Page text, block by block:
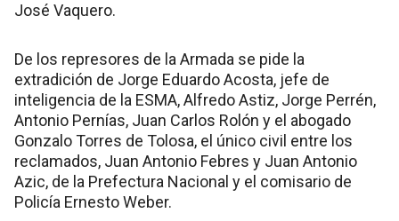
José Vaquero.
De los represores de la Armada se pide la
extradición de Jorge Eduardo Acosta, jefe de
inteligencia de la ESMA, Alfredo Astiz, Jorge Perrén,
Antonio Pernías, Juan Carlos Rolón y el abogado
Gonzalo Torres de Tolosa, el único civil entre los
reclamados, Juan Antonio Febres y Juan Antonio
Azic, de la Prefectura Nacional y el comisario de
Policía Ernesto Weber.